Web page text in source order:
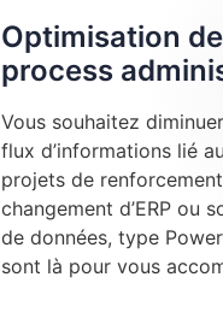
Optimisation
process
Vous souhaitez
flux d’informations lié
projets de
changement d’ERP ou
de données, type
sont là pour vous